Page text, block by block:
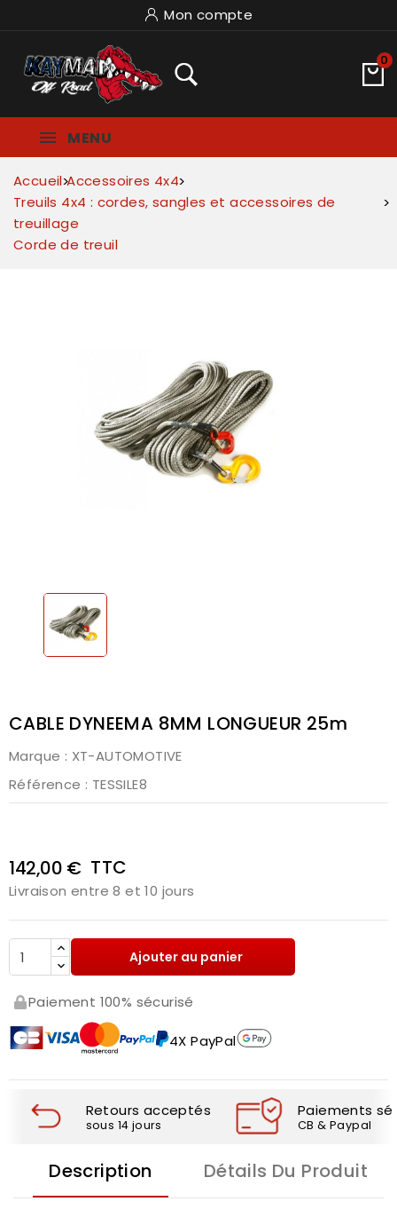
Mon compte
0
MENU
Accueil Accessoires 4x4
Treuils 4x4 : cordes, sangles et accessoires de
treuillage
Corde de treuil
CABLE DYNEEMA 8MM LONGUEUR 25m
Marque : XT-AUTOMOTIVE
Référence : TESSILE8
142,00 € TTC
Livraison entre 8 et 10 jours
Ajouter au panier
Paiement 100% sécurisé
4X PayPal
Retours acceptés
sous 14 jours
Paiements
CB & Paypal
Description Détails Du Produit